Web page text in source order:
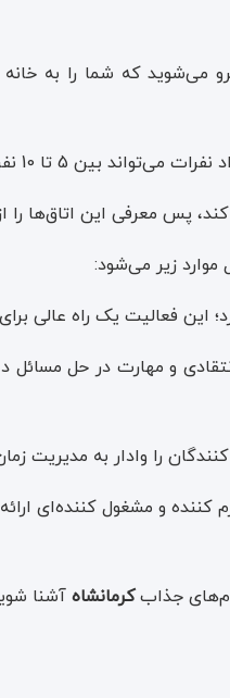
که شما را به خانه
کند، پس معرفی این اتاق‌ها
موارد زیر می‌شود:
این فعالیت یک راه عالی
و مهارت در حل مسائل
را وادار به مدیریت
کننده و مشغول‌
جذابکرمانشاه آشنا